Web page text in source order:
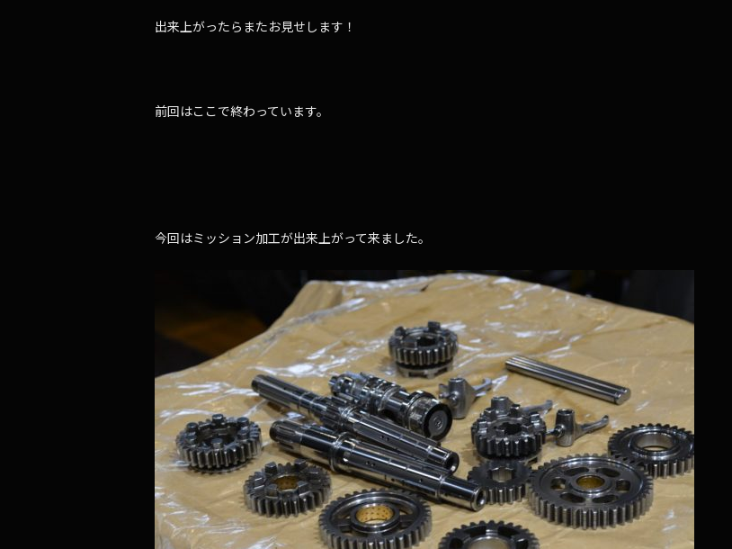
出来上がったらまたお見せします！
前回はここで終わっています。
今回はミッション加工が出来上がって来ました。